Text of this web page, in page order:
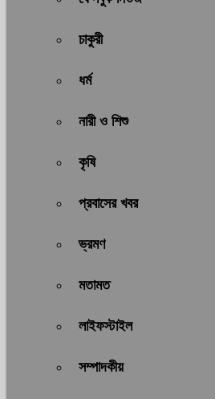
চাকুরী
ধর্ম
নারী ও শিশু
কৃষি
প্রবাসের খবর
ভ্রমণ
মতামত
লাইফস্টাইল
সম্পাদকীয়